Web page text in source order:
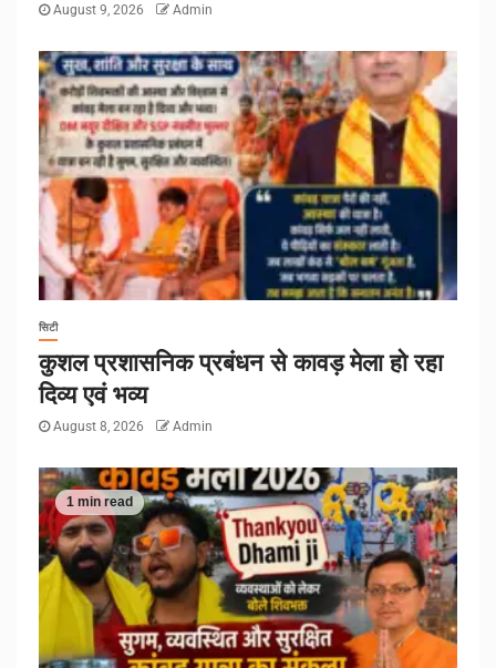
August 9, 2026 Admin
सिटी
कुशल प्रशासनिक प्रबंधन से कावड़ मेला हो रहा
दिव्य एवं भव्य
August 8, 2026 Admin
1 min read